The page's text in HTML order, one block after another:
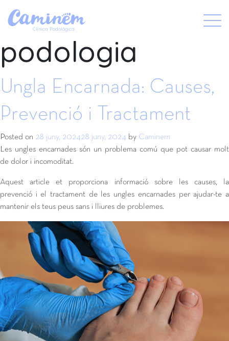
Clínica Podològica
X
Etiqueta:
podologia
Ungla Encarnada: Causes,
Prevenció i Tractament
Posted on 28 juny, 202428 juny, 2024 by Caminem
Les ungles encarnades són un problema comú que pot causar molt
de dolor i incomoditat.
Aquest article et proporciona informació sobre les causes, la
prevenció i el tractament de les ungles encarnades per ajudar-te a
mantenir els teus peus sans i lliures de problemes.